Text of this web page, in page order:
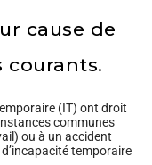
cause de
courants.
(IT) ont droit
communes
ou à un accident
temporaire